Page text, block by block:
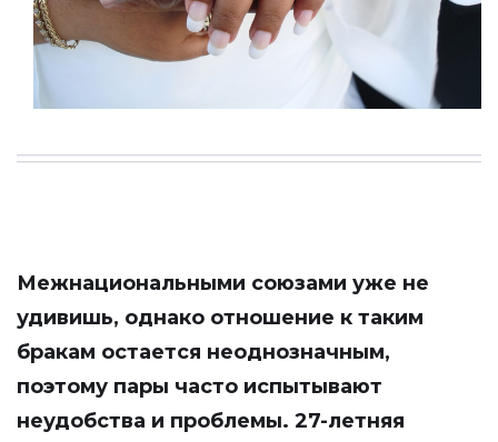
Межнациональными союзами уже не
удивишь, однако отношение к таким
бракам остается неоднозначным,
поэтому пары часто испытывают
неудобства и проблемы. 27-летняя